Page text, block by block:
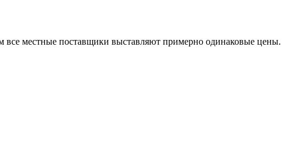
все местные поставщики выставляют примерно одинаковые цены.